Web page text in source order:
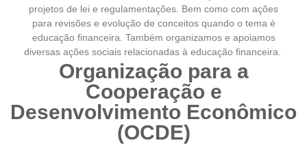
projetos de lei e regulamentações. Bem como com ações
para revisões e evolução de conceitos quando o tema é
educação financeira. Também organizamos e apoiamos
diversas ações sociais relacionadas à educação financeira.
Organização para a
Cooperação e
Desenvolvimento Econômico
(OCDE)